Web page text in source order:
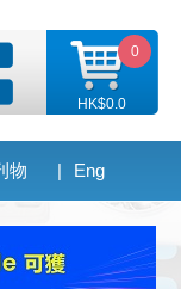
HK$0.0
0
物 Eng